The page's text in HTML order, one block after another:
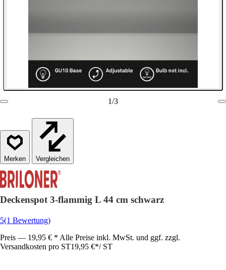
1/3
Vergleichen
Deckenspot 3-flammig L 44 cm schwarz
5(1 Bewertung)
Preis — 19,95 € * Alle Preise inkl. MwSt. und ggf. zzgl.
Versandkosten pro ST19,95 €*/ ST